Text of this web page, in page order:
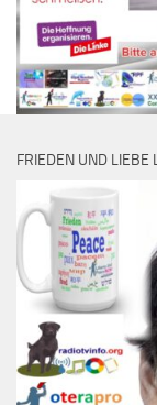
FRIEDEN UND LIEBE